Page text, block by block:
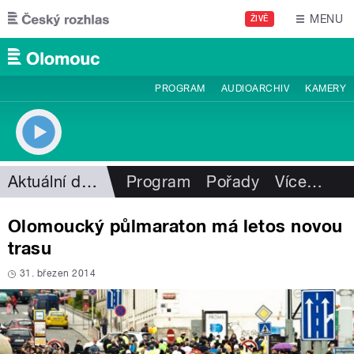
Přejít k hlavnímu obsahu
ŽIVĚ MENU
PROGRAM AUDIOARCHIV KAMERY
Aktuální dění Program Pořady Více…
Olomoucký půlmaraton má letos novou
trasu
31. březen 2014